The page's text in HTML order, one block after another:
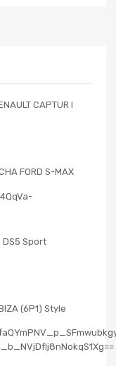
CAPTUR I
FORD S-MAX
DS5 Sport
(6P1) Style